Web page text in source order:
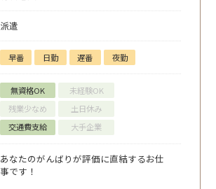
派遣
早番 日勤 遅番 夜勤
無資格OK
未経験OK
残業少なめ
土日休み
交通費支給
大手企業
あなたのがんばりが評価に直結するお仕
事です！